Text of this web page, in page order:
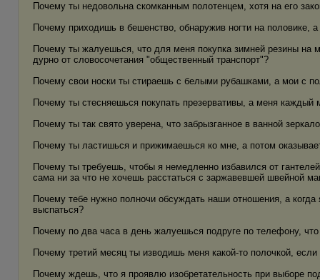
Почему ты недовольна скомканным полотенцем, хотя на его
Почему приходишь в бешенство, обнаружив ногти на
Почему ты жалуешься, что для меня покупка зимней резины на
дурно от словосочетания "общественный транспорт"?
Почему свои носки ты стираешь с белыми рубашками, а мои с
Почему ты стесняешься покупать презервативы, а меня
Почему ты так свято уверена, что забрызганное в ванной
Почему ты ластишься и прижимаешься ко мне, а потом
Почему ты требуешь, чтобы я немедленно избавился от
сама ни за что не хочешь расстаться с заржавевшей швейной
Почему тебе нужно полночи обсуждать наши отношения, а
выспаться?
Почему по два часа в день жалуешься подруге по телефону,
Почему третий месяц ты изводишь меня какой-то полочкой,
Почему ждешь, что я проявлю изобретательность при выборе